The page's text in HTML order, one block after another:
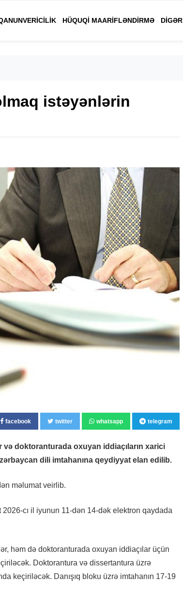
HÜQUQI MAARIFLƏNDIRMƏ DIGƏR
istəyənlərin
facebook twitter whatsapp telegram
doktoranturada oxuyan iddiaçıların xarici
dili imtahanına qeydiyyat elan edilib.
məlumat veirlib.
cı il iyunun 11-dən 14-dək elektron qaydada
həm də doktoranturada oxuyan iddiaçılar üçün
Doktorantura və dissertantura üzrə
keçiriləcək. Danışıq bloku üzrə imtahanın 17-19